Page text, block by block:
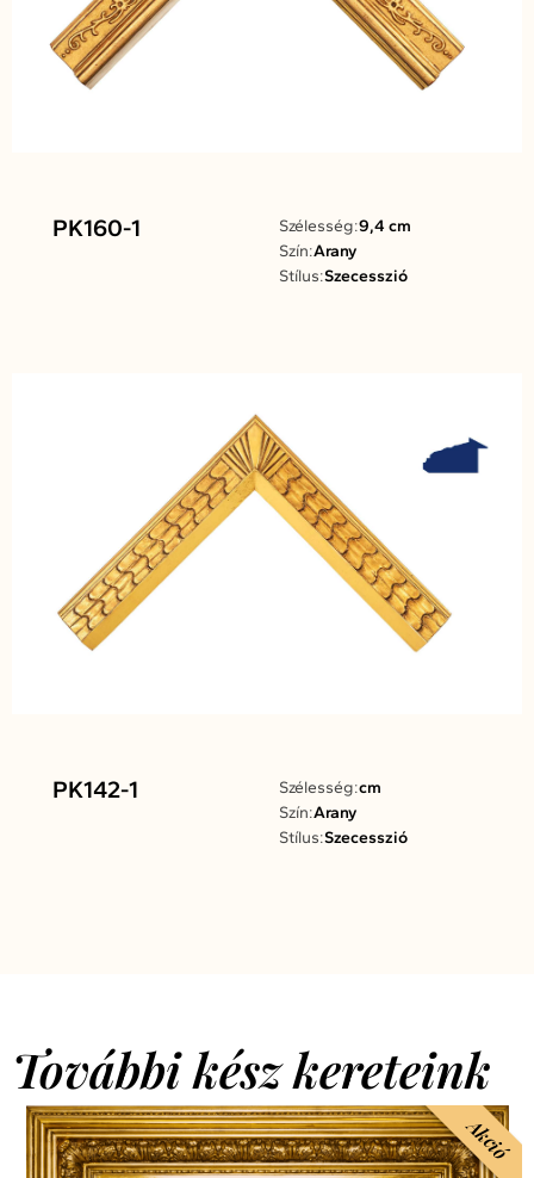
PK160-1 Szélesség:9,4 cm
Szín:Arany
Stílus:Szecesszió
PK142-1 Szélesség:cm
Szín:Arany
Stílus:Szecesszió
További kész kereteink
Akció